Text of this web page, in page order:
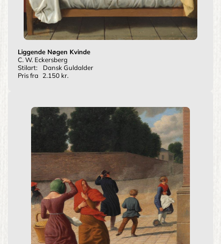
Liggende Nøgen Kvinde
C. W. Eckersberg
Stilart:
Dansk Guldalder
Pris fra
2.150 kr.